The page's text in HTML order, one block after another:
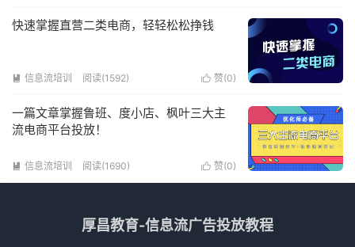
快速掌握直营二类电商，轻轻松松挣钱
 赞(0)
 信息流培训 阅读(1592)
一篇文章掌握鲁班、度小店、枫叶三大主
流电商平台投放！
 赞(0)
 信息流培训 阅读(1690)
厚昌教育-信息流广告投放教程